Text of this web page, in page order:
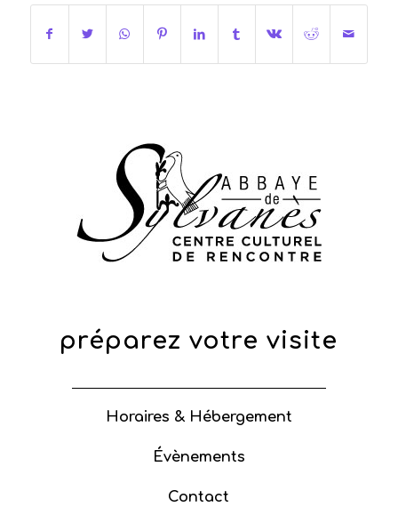
préparez votre visite
Horaires & Hébergement
Évènements
Contact